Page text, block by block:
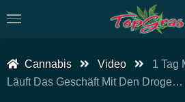
Cannabis Video
1 Tag
Läuft Das Geschäft Mit Den Droge…